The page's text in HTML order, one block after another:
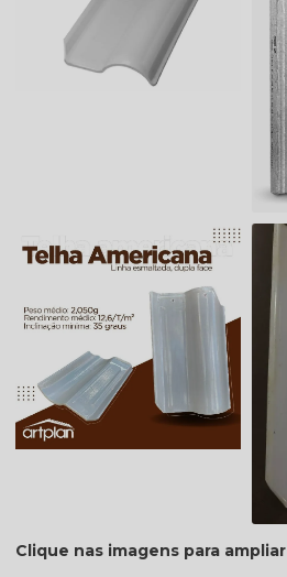
Clique nas imagens para ampliar